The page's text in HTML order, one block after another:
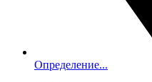
Определение...